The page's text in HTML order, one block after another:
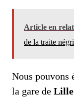
Article en
de la traite
Nous pouvons
la gare de Lille